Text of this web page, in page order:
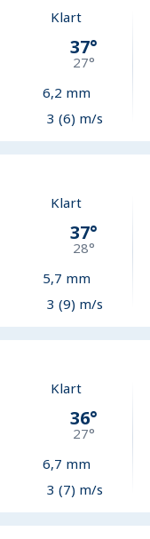
Klart
37°
27°
6,2 mm
3 (6) m/s
Klart
37°
28°
5,7 mm
3 (9) m/s
Klart
36°
27°
6,7 mm
3 (7) m/s